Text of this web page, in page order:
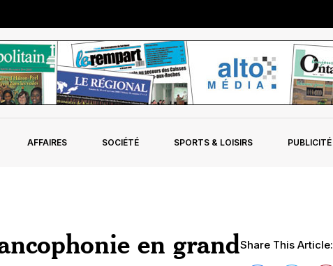
AFFAIRES SOCIÉTÉ SPORTS & LOISIRS PUBLICITÉ
en grandShare This Article: